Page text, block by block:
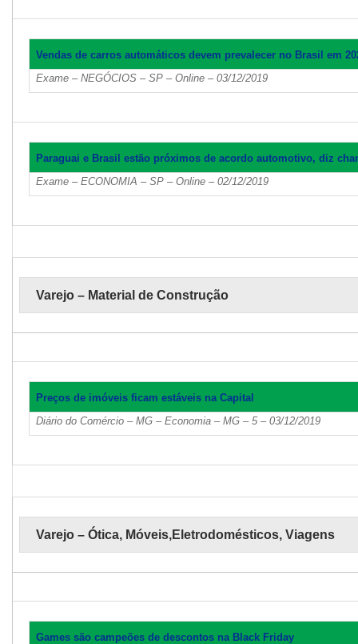
Vendas de carros automáticos devem prevalecer no Brasil em
Exame – NEGÓCIOS – SP – Online – 03/12/2019
Paraguai e Brasil estão próximos de acordo automotivo, diz
Exame – ECONOMIA – SP – Online – 02/12/2019
Varejo – Material de Construção
Preços de imóveis ficam estáveis na Capital
Diário do Comércio – MG – Economia – MG – 5 – 03/12/2019
Varejo – Ótica, Móveis,Eletrodomésticos, Viagens
Games são campeões de descontos na Black Friday